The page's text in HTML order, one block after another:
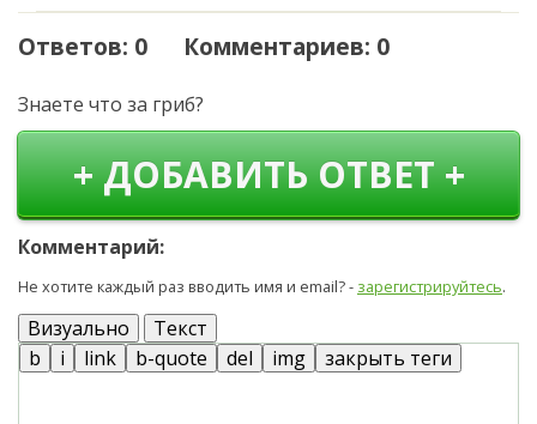
Ответов: 0 Комментариев: 0
Знаете что за гриб?
+ ДОБАВИТЬ ОТВЕТ +
Комментарий:
Не хотите каждый раз вводить имя и email? - зарегистрируйтесь.
Визуально Текст